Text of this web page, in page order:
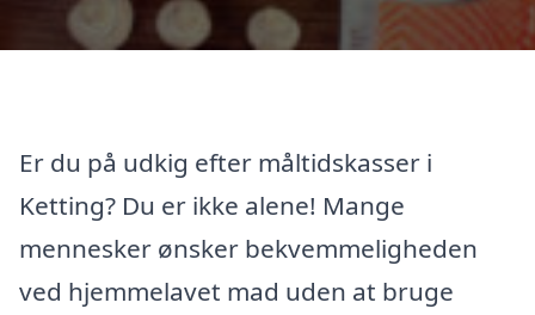
Er du på udkig efter måltidskasser i
Ketting? Du er ikke alene! Mange
mennesker ønsker bekvemmeligheden
ved hjemmelavet mad uden at bruge